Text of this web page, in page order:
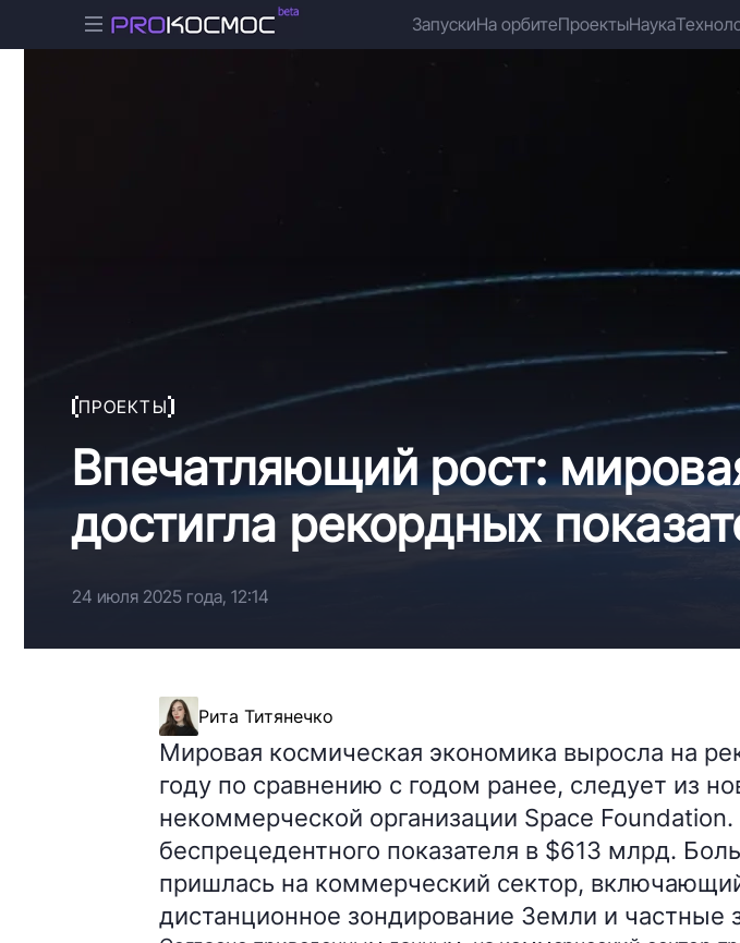
ЗапускиНа орбитеПроектыНаука
ПРОЕКТЫ
Впечатляющий рост:
достигла рекордных
24 июля 2025 года, 12:14
Рита Титянечко
Мировая космическая экономика выросла на
году по сравнению с годом ранее, следует из
некоммерческой организации Space
беспрецедентного показателя в $613 млрд.
пришлась на коммерческий сектор,
дистанционное зондирование Земли и частные